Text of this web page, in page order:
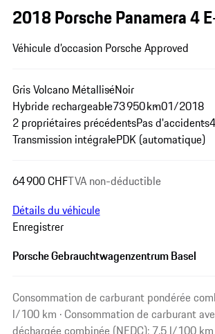
2018 Porsche Panamera 4
Véhicule d’occasion Porsche Approved
Gris Volcano MétalliséNoir
Hybride rechargeable73 950 km01/2018
2 propriétaires précédentsPas d'accidents
Transmission intégralePDK (automatique)
64 900 CHFTVA non-déductible
Détails du véhicule
Enregistrer
Porsche Gebrauchtwagenzentrum Basel
Consommation de carburant pondérée
l/100 km · Consommation de carburant
déchargée combinée (NEDC): 7,5 l/100 km